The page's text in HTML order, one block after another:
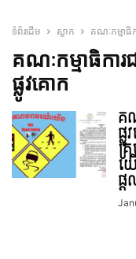
ទំព័រដើម ស្លាក គណៈកម្មាធិ
គណៈកម្មាធិការ
ផ្លូវគោក
គ
ផ្
គ្
យ
ផ្